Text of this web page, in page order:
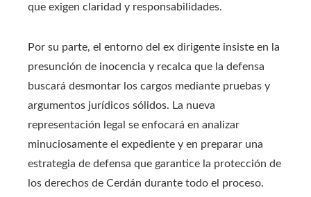
que exigen claridad y responsabilidades.
Por su parte, el entorno del ex dirigente insiste en la
presunción de inocencia y recalca que la defensa
buscará desmontar los cargos mediante pruebas y
argumentos jurídicos sólidos. La nueva
representación legal se enfocará en analizar
minuciosamente el expediente y en preparar una
estrategia de defensa que garantice la protección de
los derechos de Cerdán durante todo el proceso.